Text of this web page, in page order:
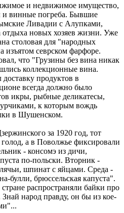
и недвижимое имущество,
и винные погреба. Бывшие
Ливадии с Алупками,
отдыха новых хозяев жизни. Уже
столовая для "народных
изъятом севрском фарфоре.
что "Грузины без вина никак
коллекционные вина.
продуктов в
всегда должно было
икры, рыбные деликатесы,
к которым вождь
в Шушенском.
за 1920 год, тот
а в Поволжье фиксировали
- консомэ из дичи,
по-польски. Вторник -
шпинат с яйцами. Среда -
булли, брюссельская капуста".
распространяли байки про
народ правду, он бы из кое-